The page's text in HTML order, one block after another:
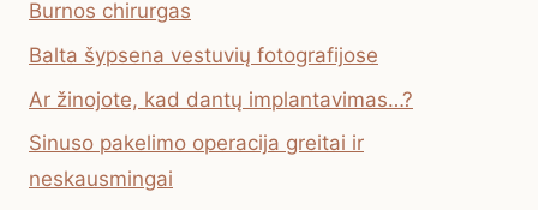
Burnos chirurgas
Balta šypsena vestuvių fotografijose
Ar žinojote, kad dantų implantavimas…?
Sinuso pakelimo operacija greitai ir
neskausmingai